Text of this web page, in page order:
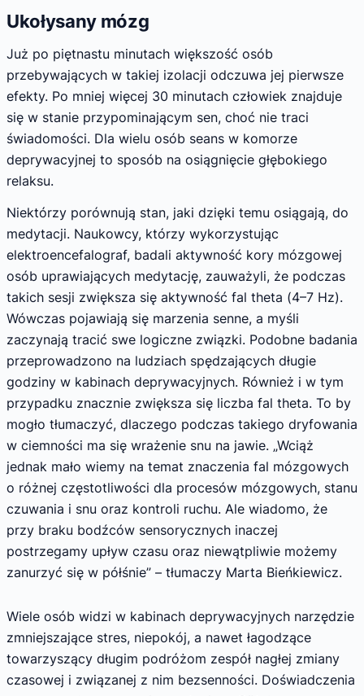
Ukołysany mózg
Już po piętnastu minutach większość osób
przebywających w takiej izolacji odczuwa jej pierwsze
efekty. Po mniej więcej 30 minutach człowiek znajduje
się w stanie przypominającym sen, choć nie traci
świadomości. Dla wielu osób seans w komorze
deprywacyjnej to sposób na osiągnięcie głębokiego
relaksu.
Niektórzy porównują stan, jaki dzięki temu osiągają, do
medytacji. Naukowcy, którzy wykorzystując
elektroencefalograf, badali aktywność kory mózgowej
osób uprawiających medytację, zauważyli, że podczas
takich sesji zwiększa się aktywność fal theta (4–7 Hz).
Wówczas pojawiają się marzenia senne, a myśli
zaczynają tracić swe logiczne związki. Podobne badania
przeprowadzono na ludziach spędzających długie
godziny w kabinach deprywacyjnych. Również i w tym
przypadku znacznie zwiększa się liczba fal theta. To by
mogło tłumaczyć, dlaczego podczas takiego dryfowania
w ciemności ma się wrażenie snu na jawie. „Wciąż
jednak mało wiemy na temat znaczenia fal mózgowych
o różnej częstotliwości dla procesów mózgowych, stanu
czuwania i snu oraz kontroli ruchu. Ale wiadomo, że
przy braku bodźców sensorycznych inaczej
postrzegamy upływ czasu oraz niewątpliwie możemy
zanurzyć się w półśnie” – tłumaczy Marta Bieńkiewicz.
Wiele osób widzi w kabinach deprywacyjnych narzędzie
zmniejszające stres, niepokój, a nawet łagodzące
towarzyszący długim podróżom zespół nagłej zmiany
czasowej i związanej z nim bezsenności. Doświadczenia